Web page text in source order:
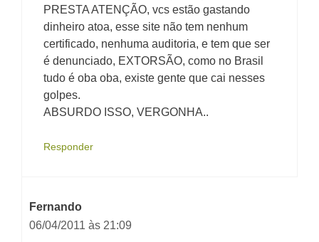
PRESTA ATENÇÃO, vcs estão gastando
dinheiro atoa, esse site não tem nenhum
certificado, nenhuma auditoria, e tem que ser
é denunciado, EXTORSÃO, como no Brasil
tudo é oba oba, existe gente que cai nesses
golpes.
ABSURDO ISSO, VERGONHA..
Responder
Fernando
06/04/2011 às 21:09